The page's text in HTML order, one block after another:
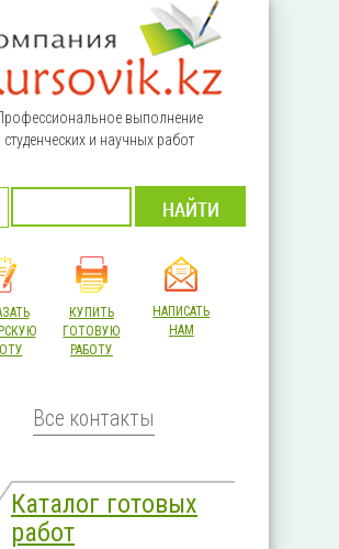
выполнение
студенческих и научных работ
КУПИТЬ
ГОТОВУЮ
РАБОТУ
НАПИСАТЬ
НАМ
Все контакты
Каталог готовых
работ